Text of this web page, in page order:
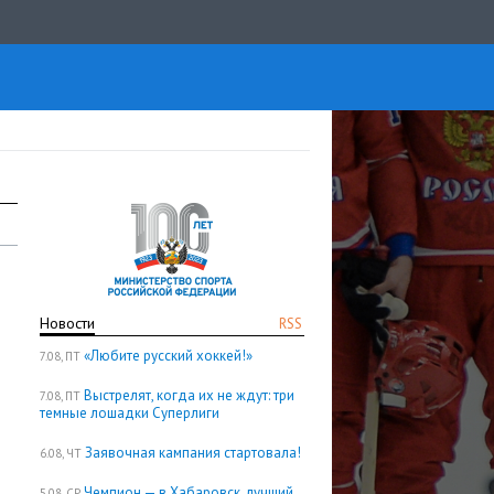
RSS
Новости
7.08, ПТ «Любите русский хоккей!»
7.08, ПТ Выстрелят, когда их не ждут: три
темные лошадки Суперлиги
6.08, ЧТ Заявочная кампания стартовала!